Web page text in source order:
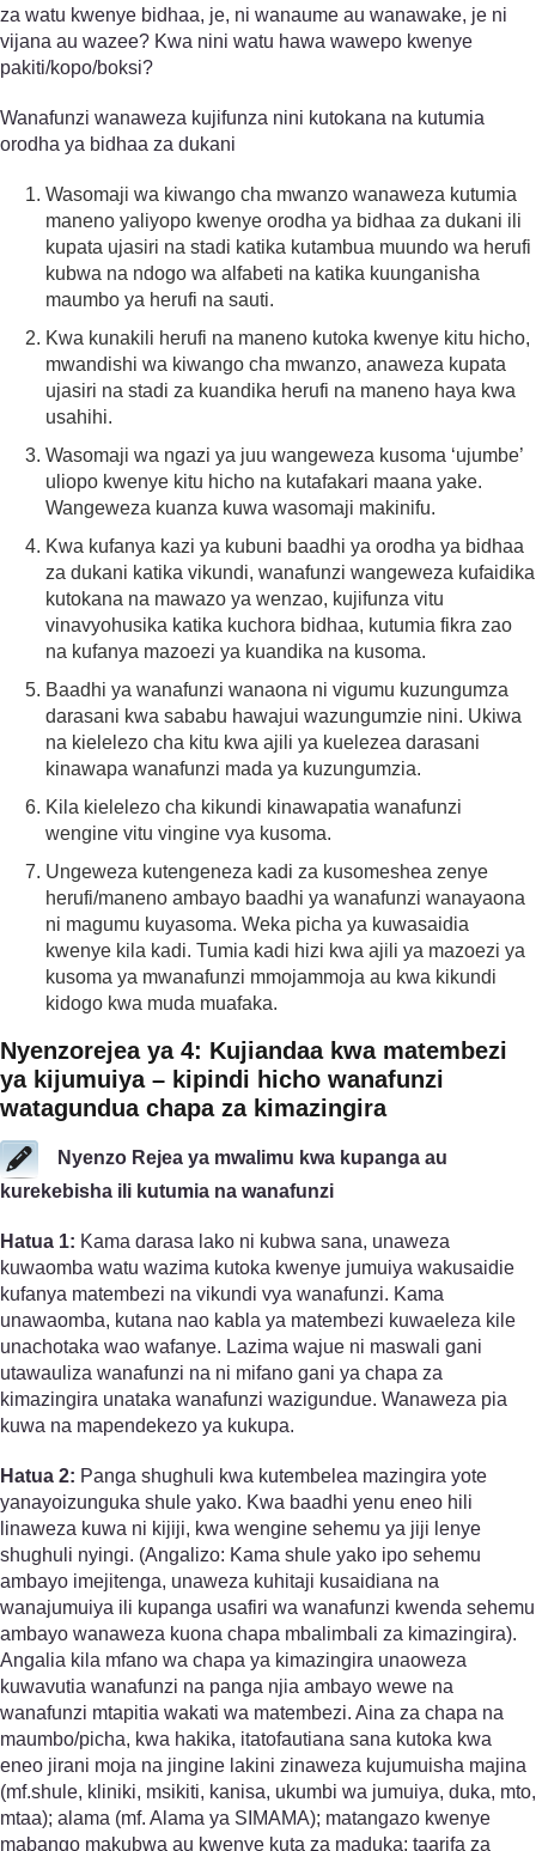
za watu kwenye bidhaa, je, ni wanaume au wanawake, je ni
vijana au wazee? Kwa nini watu hawa wawepo kwenye
pakiti/kopo/boksi?
Wanafunzi wanaweza kujifunza nini kutokana na kutumia
orodha ya bidhaa za dukani
Wasomaji wa kiwango cha mwanzo wanaweza kutumia
maneno yaliyopo kwenye orodha ya bidhaa za dukani ili
kupata ujasiri na stadi katika kutambua muundo wa herufi
kubwa na ndogo wa alfabeti na katika kuunganisha
maumbo ya herufi na sauti.
Kwa kunakili herufi na maneno kutoka kwenye kitu hicho,
mwandishi wa kiwango cha mwanzo, anaweza kupata
ujasiri na stadi za kuandika herufi na maneno haya kwa
usahihi.
Wasomaji wa ngazi ya juu wangeweza kusoma ‘ujumbe’
uliopo kwenye kitu hicho na kutafakari maana yake.
Wangeweza kuanza kuwa wasomaji makinifu.
Kwa kufanya kazi ya kubuni baadhi ya orodha ya bidhaa
za dukani katika vikundi, wanafunzi wangeweza kufaidika
kutokana na mawazo ya wenzao, kujifunza vitu
vinavyohusika katika kuchora bidhaa, kutumia fikra zao
na kufanya mazoezi ya kuandika na kusoma.
Baadhi ya wanafunzi wanaona ni vigumu kuzungumza
darasani kwa sababu hawajui wazungumzie nini. Ukiwa
na kielelezo cha kitu kwa ajili ya kuelezea darasani
kinawapa wanafunzi mada ya kuzungumzia.
Kila kielelezo cha kikundi kinawapatia wanafunzi
wengine vitu vingine vya kusoma.
Ungeweza kutengeneza kadi za kusomeshea zenye
herufi/maneno ambayo baadhi ya wanafunzi wanayaona
ni magumu kuyasoma. Weka picha ya kuwasaidia
kwenye kila kadi. Tumia kadi hizi kwa ajili ya mazoezi ya
kusoma ya mwanafunzi mmojammoja au kwa kikundi
kidogo kwa muda muafaka.
Nyenzo­rejea ya 4: Kujiandaa kwa matembezi
ya kijumuiya – kipindi hicho wanafunzi
watagundua chapa za kimazingira
Nyenzo Rejea ya mwalimu kwa kupanga au
kurekebisha ili kutumia na wanafunzi
Hatua 1: Kama darasa lako ni kubwa sana, unaweza
kuwaomba watu wazima kutoka kwenye jumuiya wakusaidie
kufanya matembezi na vikundi vya wanafunzi. Kama
unawaomba, kutana nao kabla ya matembezi kuwaeleza kile
unachotaka wao wafanye. Lazima wajue ni maswali gani
utawauliza wanafunzi na ni mifano gani ya chapa za
kimazingira unataka wanafunzi wazigundue. Wanaweza pia
kuwa na mapendekezo ya kukupa.
Hatua 2: Panga shughuli kwa kutembelea mazingira yote
yanayoizunguka shule yako. Kwa baadhi yenu eneo hili
linaweza kuwa ni kijiji, kwa wengine sehemu ya jiji lenye
shughuli nyingi. (Angalizo: Kama shule yako ipo sehemu
ambayo imejitenga, unaweza kuhitaji kusaidiana na
wanajumuiya ili kupanga usafiri wa wanafunzi kwenda sehemu
ambayo wanaweza kuona chapa mbalimbali za kimazingira).
Angalia kila mfano wa chapa ya kimazingira unaoweza
kuwavutia wanafunzi na panga njia ambayo wewe na
wanafunzi mtapitia wakati wa matembezi. Aina za chapa na
maumbo/picha, kwa hakika, itatofautiana sana kutoka kwa
eneo jirani moja na jingine lakini zinaweza kujumuisha majina
(mf.shule, kliniki, msikiti, kanisa, ukumbi wa jumuiya, duka, mto,
mtaa); alama (mf. Alama ya SIMAMA); matangazo kwenye
mabango makubwa au kwenye kuta za maduka; taarifa za